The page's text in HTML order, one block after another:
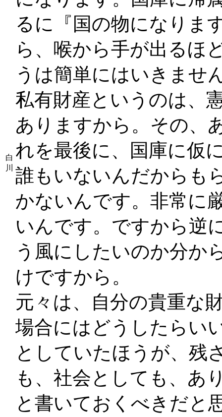
白
川
るに『国の物になりま
ら、喉から手が出るほ
うは簡単にはいきませ
私有財産というのは、
ありますから。その、
れを最後に、国庫に仮
誰もいないんだからも
かないんです。非常に
いんです。ですから逆
う風にしたいのか分か
けですから。
元々は、自分の貴重な
場合にはどうしたらい
としていたほうが、残
も、社会としても、あ
と書いておくべきだと